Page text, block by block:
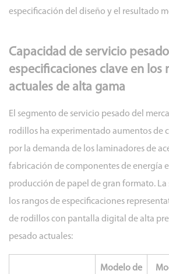
especificación del diseño y el resultado
Capacidad de servicio
especificaciones clave en los
actuales de alta gama
El segmento de servicio pesado del
rodillos ha experimentado aumentos de
por la demanda de los laminadores de
fabricación de componentes de energía
producción de papel de gran formato.
los rangos de especificaciones
de rodillos con pantalla digital de alta
pesado actuales:
Modelo de